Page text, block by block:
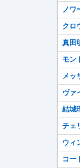
ノワ
クロ
真田
モン
メッ
ヴァ
結城
チェ
ウィ
コー